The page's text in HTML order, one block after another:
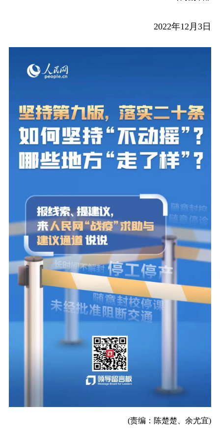
2022年12月3日
(责编：陈楚楚、余尤宜)